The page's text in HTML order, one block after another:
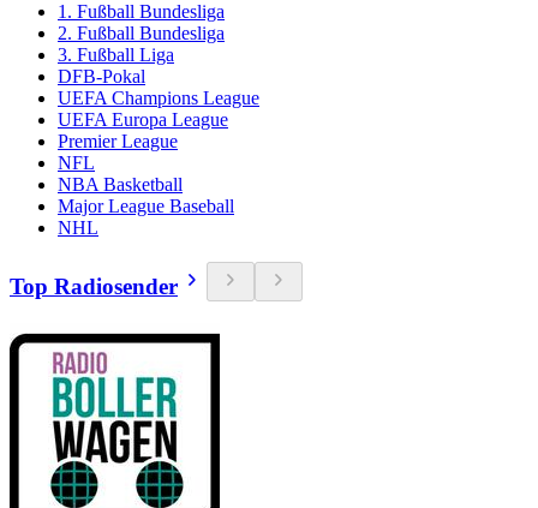
1. Fußball Bundesliga
2. Fußball Bundesliga
3. Fußball Liga
DFB-Pokal
UEFA Champions League
UEFA Europa League
Premier League
NFL
NBA Basketball
Major League Baseball
NHL
Top Radiosender